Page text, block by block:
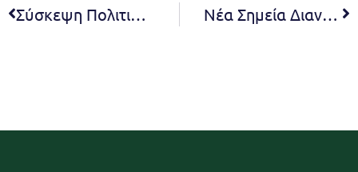
Σύσκεψη Πολιτικής Προστασίας Δήμου Πεντέλης Μέτρα Ανταπόκρισης για τη χιονόπτωση Νέα Σημεία Διανομής αλατιού στα τρία Δημοτικά Καταστήματα – Πεντέλης, Νέας Πεντέλης, Μελισσίων